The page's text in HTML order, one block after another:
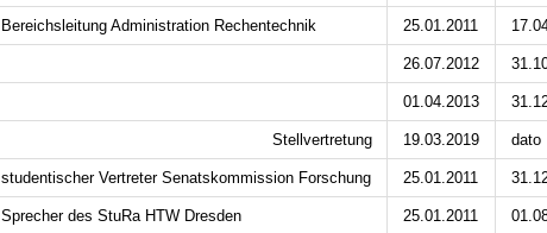
Bereichsleitung Administration Rechentechnik 25.01.2011
26.07.2012
01.04.2013
Stellvertretung 19.03.2019 dato
studentischer Vertreter Senatskommission Forschung 25.01.2011
Sprecher des StuRa HTW Dresden 25.01.2011